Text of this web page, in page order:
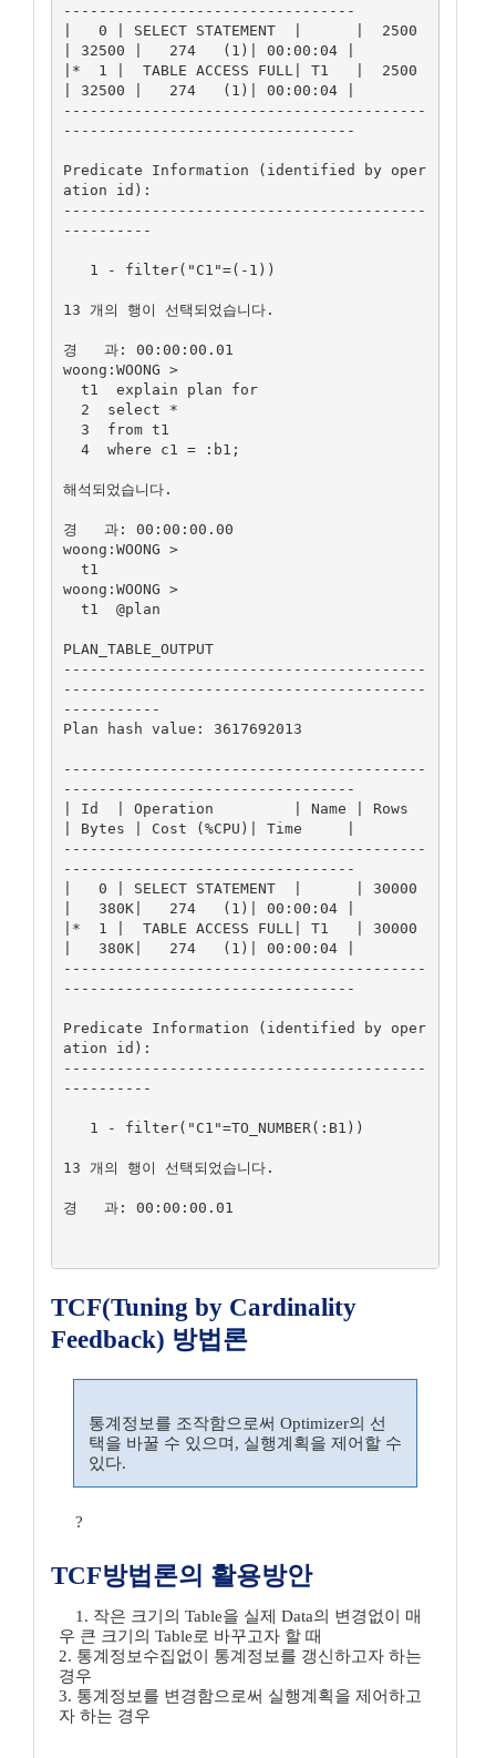
---------------------------------
|   0 | SELECT STATEMENT  |      |  2500
| 32500 |   274   (1)| 00:00:04 |
|*  1 |  TABLE ACCESS FULL| T1   |  2500
| 32500 |   274   (1)| 00:00:04 |
-----------------------------------------
---------------------------------
Predicate Information (identified by oper
ation id):
-----------------------------------------
----------
13 개의 행이 선택되었습니다.
경   과: 00:00:00.01
woong:WOONG >
해석되었습니다.
경   과: 00:00:00.00
woong:WOONG >
woong:WOONG >
PLAN_TABLE_OUTPUT
-----------------------------------------
-----------------------------------------
-----------
Plan hash value: 3617692013
-----------------------------------------
---------------------------------
| Id  | Operation         | Name | Rows
| Bytes | Cost (%CPU)| Time     |
-----------------------------------------
---------------------------------
|   0 | SELECT STATEMENT  |      | 30000
|   380K|   274   (1)| 00:00:04 |
|*  1 |  TABLE ACCESS FULL| T1   | 30000
|   380K|   274   (1)| 00:00:04 |
-----------------------------------------
---------------------------------
Predicate Information (identified by oper
ation id):
-----------------------------------------
----------
13 개의 행이 선택되었습니다.
경   과: 00:00:00.01
TCF(Tuning by Cardinality
Feedback) 방법론
통계정보를 조작함으로써 Optimizer의 선
택을 바꿀 수 있으며, 실행계획을 제어할 수
있다.
?
TCF방법론의 활용방안
1. 작은 크기의 Table을 실제 Data의 변경없이 매
우 큰 크기의 Table로 바꾸고자 할 때
2. 통계정보수집없이 통계정보를 갱신하고자 하는
경우
3. 통계정보를 변경함으로써 실행계획을 제어하고
자 하는 경우